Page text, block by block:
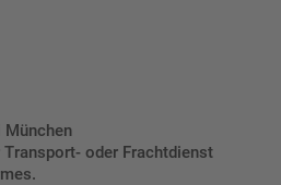
München
oder Frachtdienst